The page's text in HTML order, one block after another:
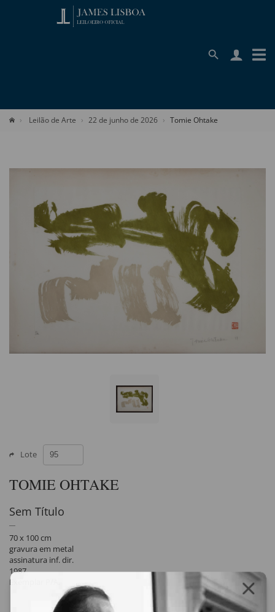
Leilão de Arte 22 de junho de 2026 Tomie Ohtake
Lote
TOMIE OHTAKE
Sem Título
70 x 100 cm
gravura em metal
assinatura inf. dir.
1987
Exemplar P/A.